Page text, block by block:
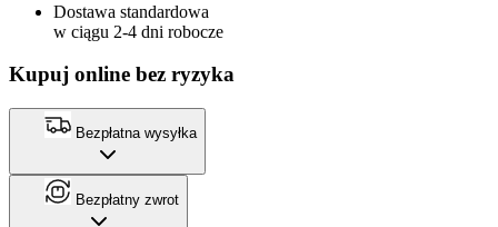
Dostawa standardowa
w ciągu 2-4 dni robocze
Kupuj online bez ryzyka
Bezpłatna wysyłka
Bezpłatny zwrot